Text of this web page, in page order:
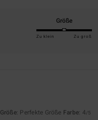
Größe
Zu klein Zu groß
Größe: Perfekte Größe Farbe: 4/5